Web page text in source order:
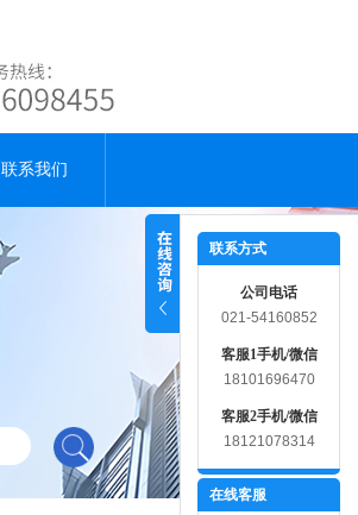
联系我们
联系方式
公司电话
021-54160852
客服1手机/微信
18101696470
客服2手机/微信
18121078314
在线客服